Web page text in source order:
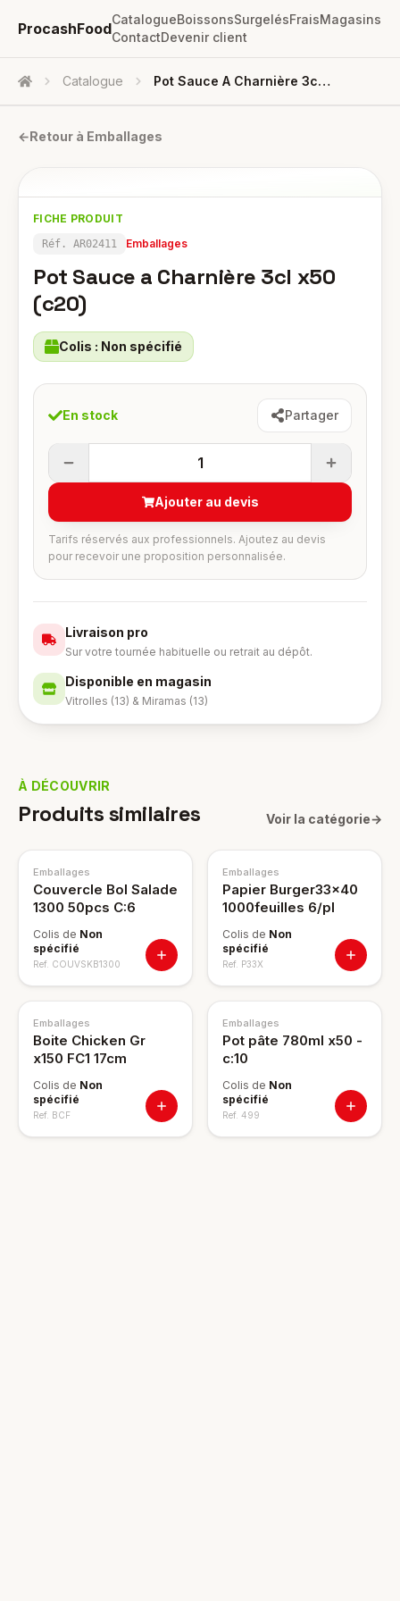
ProcashFood
CatalogueBoissonsSurgelésFraisMagasins
ContactDevenir client
Accueil Catalogue Pot Sauce A Charnière 3cl X50 (c20)
←Retour à Emballages
FICHE PRODUIT
Réf. AR02411 Emballages
Pot Sauce a Charnière 3cl x50
(c20)
Colis : Non spécifié
En stock Partager
1
Ajouter au devis
Tarifs réservés aux professionnels. Ajoutez au devis
pour recevoir une proposition personnalisée.
Livraison pro
Sur votre tournée habituelle ou retrait au dépôt.
Disponible en magasin
Vitrolles (13) & Miramas (13)
À DÉCOUVRIR
Produits similaires Voir la catégorie→
Emballages
Couvercle Bol Salade
1300 50pcs C:6
Colis de Non
spécifié
Ref. COUVSKB1300
Emballages
Papier Burger33x40
1000feuilles 6/pl
Colis de Non
spécifié
Ref. P33X
Emballages
Boite Chicken Gr
x150 FC1 17cm
Colis de Non
spécifié
Ref. BCF
Emballages
Pot pâte 780ml x50 -
c:10
Colis de Non
spécifié
Ref. 499